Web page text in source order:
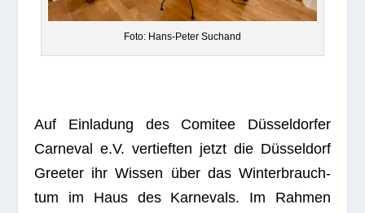
Foto: Hans-Peter Suchand
Auf Ein­la­dung des Comi­tee Düsseldorfer
Car­ne­val e.V. ver­tief­ten jetzt die Düsseldorf
Gree­ter ihr Wis­sen über das Win­ter­brauch­
tum im Haus des Kar­ne­vals. Im Rah­men